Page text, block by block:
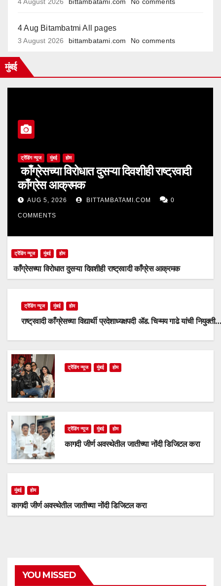
4 August 2026 bittambatami.com No comments
4 Aug Bitambatmi All pages
3 August 2026 bittambatami.com No comments
मुंबई
ट्रेंडिंग न्यूज मुंबई होम
काँग्रेसच्या विरोधात दुसऱ्या दिवशीही राष्ट्रवादी
काँग्रेस आक्रमक
AUG 5, 2026 BITTAMBATAMI.COM 0
COMMENTS
ट्रेंडिंग न्यूज मुंबई होम
काँग्रेसच्या विरोधात दुसऱ्या दिवशीही राष्ट्रवादी काँग्रेस आक्रमक
ट्रेंडिंग न्यूज मुंबई होम
राष्ट्रवादी काँग्रेसच्या विद्यार्थी प्रदेशाध्यक्षपदी ॲड. चिन्मय गाढे यांची नियुक्ती…
ट्रेंडिंग न्यूज मुंबई होम
ट्रेंडिंग न्यूज मुंबई होम
कागदी जीर्ण अवस्थेतील जातीच्या नोंदी डिजिटल करा
मुंबई होम
कागदी जीर्ण अवस्थेतील जातीच्या नोंदी डिजिटल करा
YOU MISSED